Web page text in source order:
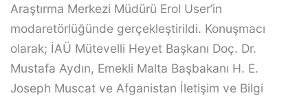
Araştırma Merkezi Müdürü Erol User’in
modaretörlüğünde gerçekleştirildi. Konuşmacı
olarak; İAÜ Mütevelli Heyet Başkanı Doç. Dr.
Mustafa Aydın, Emekli Malta Başbakanı H. E.
Joseph Muscat ve Afganistan İletişim ve Bilgi